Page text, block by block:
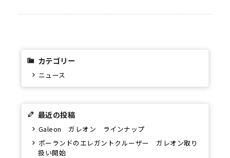
カテゴリー
ニュース
最近の投稿
Galeon ガレオン ラインナップ
ポーランドのエレガントクルーザー ガレオン取り
扱い開始